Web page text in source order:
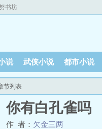
书坊
说 武侠小说 都市小说
节列表
你有白孔雀吗
作 者： 欠金三两